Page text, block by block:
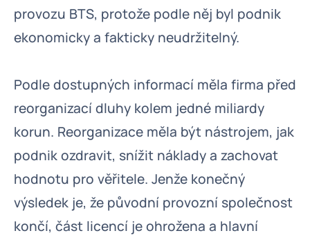
provozu BTS, protože podle něj byl podnik
ekonomicky a fakticky neudržitelný.
Podle dostupných informací měla firma před
reorganizací dluhy kolem jedné miliardy
korun. Reorganizace měla být nástrojem, jak
podnik ozdravit, snížit náklady a zachovat
hodnotu pro věřitele. Jenže konečný
výsledek je, že původní provozní společnost
končí, část licencí je ohrožena a hlavní